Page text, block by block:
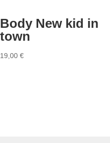
Body New kid in
town
19,00 €